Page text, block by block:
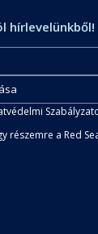
hírlevelünkből!
részemre a Red